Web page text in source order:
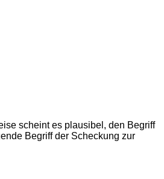
scheint es plausibel, den Begriff
Begriff der Scheckung zur